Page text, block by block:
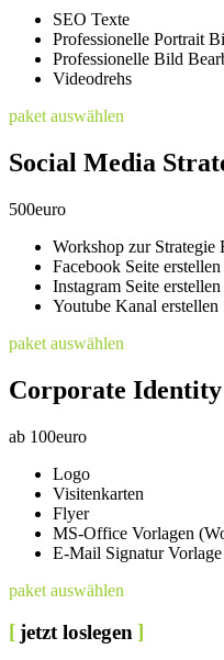
SEO Texte
Professionelle Portrait
Professionelle Bild
Videodrehs
paket auswählen
Social Media
500euro
Workshop zur Strategie
Facebook Seite erstellen
Instagram Seite erstellen
Youtube Kanal erstellen
paket auswählen
Corporate Identity
ab 100euro
Logo
Visitenkarten
Flyer
MS-Office Vorlagen
E-Mail Signatur Vorlage
paket auswählen
jetzt loslegen